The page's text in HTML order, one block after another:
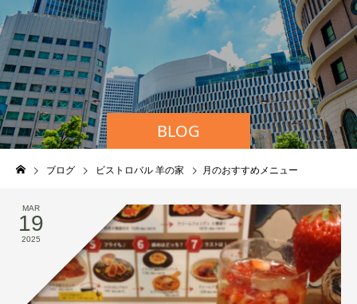
BLOG
ブログ ビストロバル 羊の家 月のおすすめメニュー
MAR
19
2025